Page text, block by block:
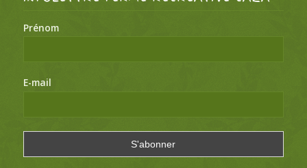
Prénom
E-mail